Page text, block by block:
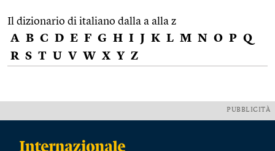
Il dizionario di italiano dalla a alla z
A B C D E F G H I J K L M N O P Q
R S T U V W X Y Z
PUBBLICITÀ